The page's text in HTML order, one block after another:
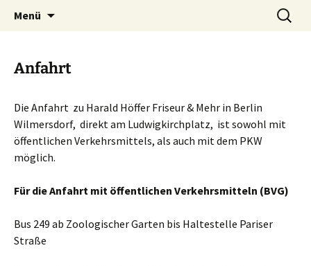
Harald Hoeffer Friseur Und
Mehr
Ihr Friseur in Wilmersdorf am
Ludwigkirchplatz
Menü
Suchen
nach:
Anfahrt
Die Anfahrt zu Harald Höffer Friseur & Mehr in Berlin
Wilmersdorf, direkt am Ludwigkirchplatz, ist sowohl mit
öffentlichen Verkehrsmittels, als auch mit dem PKW
möglich.
Für die Anfahrt mit öffentlichen Verkehrsmitteln (BVG)
Bus 249 ab Zoologischer Garten bis Haltestelle Pariser
Straße